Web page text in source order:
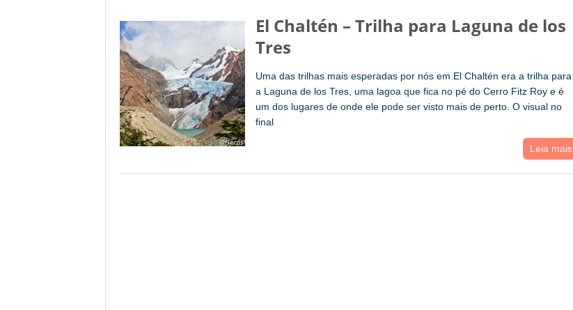
El Chaltén – Trilha para Laguna de los
Tres
Uma das trilhas mais esperadas por nós em El Chaltén era a trilha para
a Laguna de los Tres, uma lagoa que fica no pé do Cerro Fitz Roy e é
um dos lugares de onde ele pode ser visto mais de perto. O visual no
final
Leia mais